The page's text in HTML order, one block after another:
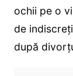
ochii pe o
de
după